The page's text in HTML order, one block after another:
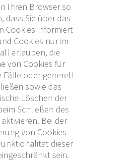
Ihren Browser so
dass Sie über das
Cookies informiert
Cookies nur im
erlauben, die
von Cookies für
Fälle oder generell
sowie das
Löschen der
Schließen des
Bei der
von Cookies
dieser
sein.